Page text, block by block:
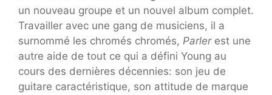
un nouveau groupe et un nouvel album complet.
Travailler avec une gang de musiciens, il a
surnommé les chromés chromés, Parler est une
autre aide de tout ce qui a défini Young au
cours des dernières décennies: son jeu de
guitare caractéristique, son attitude de marque